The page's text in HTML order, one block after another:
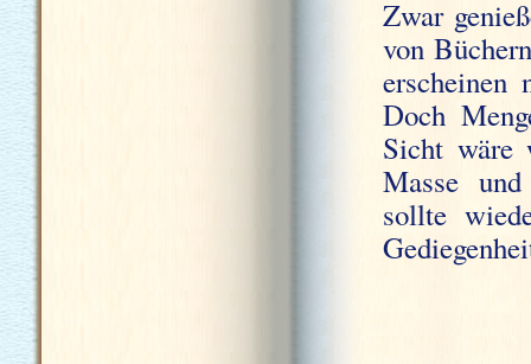
Zwar
von
erscheinen
Doch
Sicht
Masse
sollte